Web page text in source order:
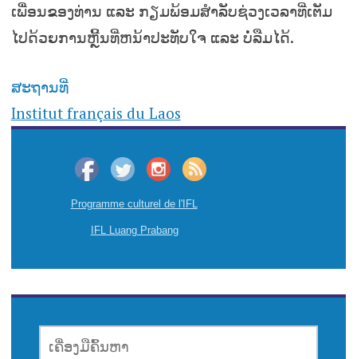
ເພື່ອນຂອງທ່ານ ແລະ ກຽມພ້ອມສໍາລັບຊ່ວງເວລາທີ່ເຕັມ
ໄປດ້ວຍການຫຼີ້ນທີ່ຫນ້າປະທັບໃຈ ແລະ ບໍ່ລືມໄດ້.
ສະຖານທີ່
Institut français du Laos
Programme culturel de l'IFL
IFL Luang Prabang
ຄົ້ນຫາ